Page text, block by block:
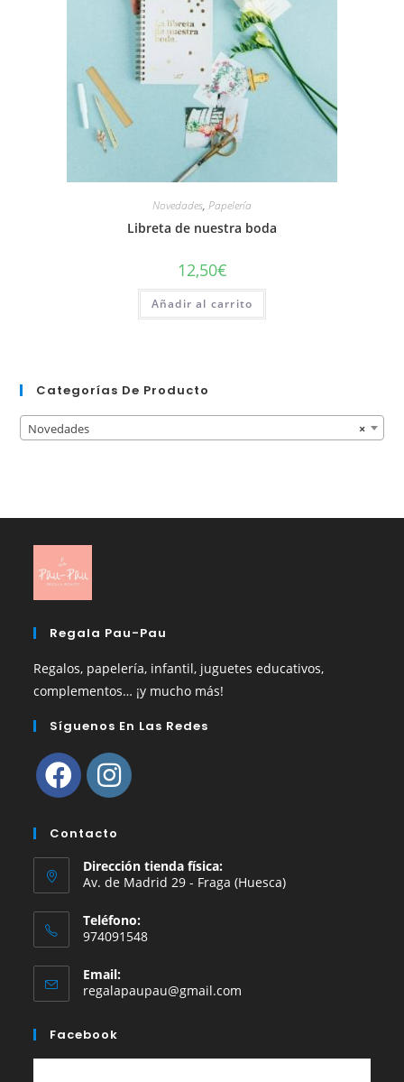
Novedades, Papelería
Libreta de nuestra boda
12,50€
Añadir al carrito
Categorías De Producto
×
Novedades
Regala Pau-Pau
Regalos, papelería, infantil, juguetes educativos,
complementos… ¡y mucho más!
Síguenos En Las Redes
abre
en
una
nueva
pestaña
abre
una
pestaña
Contacto
Dirección tienda física:
Av. de Madrid 29 - Fraga (Huesca)
Teléfono:
974091548
Email:
regalapaupau@gmail.com
aplicación
Facebook